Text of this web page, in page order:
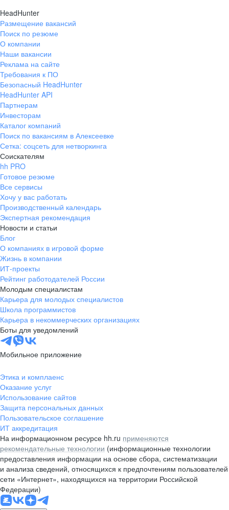
HeadHunter
Размещение вакансий
Поиск по резюме
О компании
Наши вакансии
Реклама на сайте
Требования к ПО
Безопасный HeadHunter
HeadHunter API
Партнерам
Инвесторам
Каталог компаний
Поиск по вакансиям в Алексеевке
Сетка: соцсеть для нетворкинга
Соискателям
hh PRO
Готовое резюме
Все сервисы
Хочу у вас работать
Производственный календарь
Экспертная рекомендация
Новости и статьи
Блог
О компаниях в игровой форме
Жизнь в компании
ИТ-проекты
Рейтинг работодателей России
Молодым специалистам
Карьера для молодых специалистов
Школа программистов
Карьера в некоммерческих организациях
Боты для уведомлений
Мобильное приложение
Этика и комплаенс
Оказание услуг
Использование сайтов
Защита персональных данных
Пользовательское соглашение
ИТ аккредитация
На информационном ресурсе hh.ru применяются
рекомендательные технологии (информационные технологии
предоставления информации на основе сбора, систематизации
и анализа сведений, относящихся к предпочтениям пользователей
сети «Интернет», находящихся на территории Российской
Федерации)